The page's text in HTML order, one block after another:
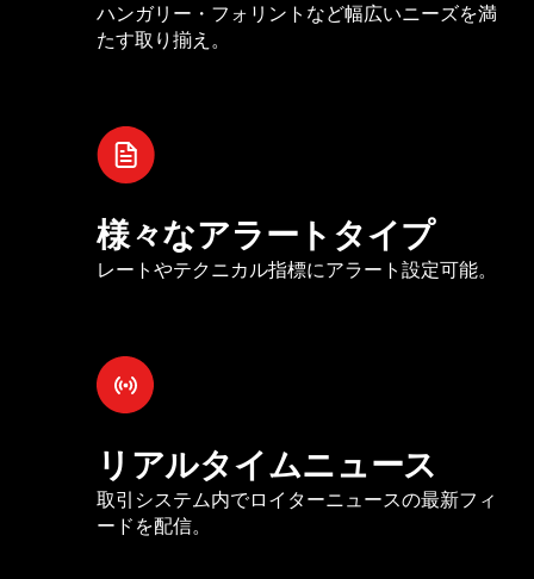
ハンガリー・フォリントなど幅広いニーズを満
たす取り揃え。
様々なアラートタイプ
レートやテクニカル指標にアラート設定可能。
リアルタイムニュース
取引システム内でロイターニュースの最新フィ
ードを配信。